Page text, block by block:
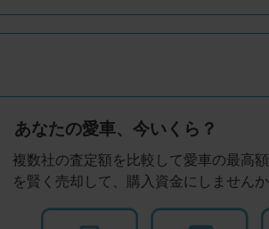
あなたの愛車、今いくら？
複数社の査定額を比較して愛車の最高
を賢く売却して、購入資金にしませんか